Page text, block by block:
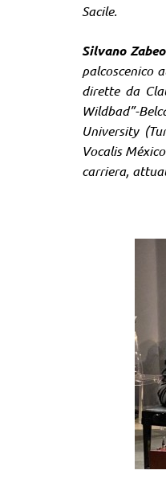
Sacile.
Silvano Zabeo
palcoscenico
dirette da
Wildbad”-
University
Vocalis
carriera,